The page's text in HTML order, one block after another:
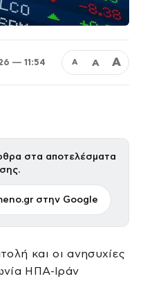
— 11:54 Α Α Α
στα αποτελέσματα
στην Google
και οι ανησυχίες
ΗΠΑ-Ιράν